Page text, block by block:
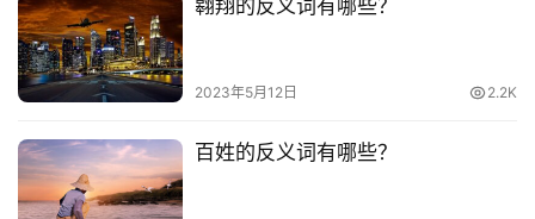
翱翔的反义词有哪些？
2023年5月12日 2.2K
百姓的反义词有哪些？